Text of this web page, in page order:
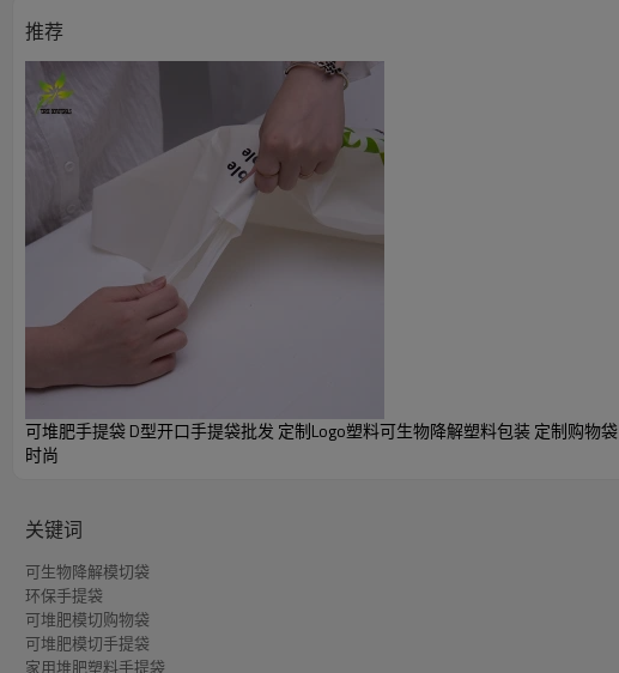
产品详细参数
目录- Torise Biomaterials
可持续发展框架： 可堆肥和可生物降解
类型：
厚度：
设计印刷：
推荐
可堆肥手提袋 D型开口手提袋批发 定制Logo塑料可生物降解塑料包装 定制购物袋
时尚
关键词
可生物降解模切袋
环保手提袋
可堆肥模切购物袋
可堆肥模切手提袋
家用堆肥塑料手提袋